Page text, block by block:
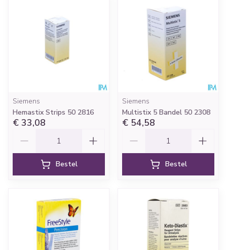
Siemens
Hemastix Strips 50 2816
€ 33,08
Bestel
Siemens
Multistix 5 Bandel 50 2308
€ 54,58
Bestel